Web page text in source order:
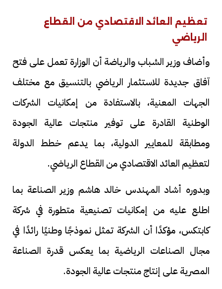
تعظيم العائد الاقتصادي من القطاع
الرياضي
وأضاف وزير الشباب والرياضة أن الوزارة تعمل على فتح
آفاق جديدة للاستثمار الرياضي بالتنسيق مع مختلف
الجهات المعنية، بالاستفادة من إمكانيات الشركات
الوطنية القادرة على توفير منتجات عالية الجودة
ومطابقة للمعايير الدولية، بما يدعم خطط الدولة
لتعظيم العائد الاقتصادي من القطاع الرياضي.
وبدوره أشاد المهندس خالد هاشم وزير الصناعة بما
اطلع عليه من إمكانيات تصنيعية متطورة في شركة
كابتكس، مؤكدًا أن الشركة تمثل نموذجًا وطنيًا رائدًا في
مجال الصناعات الرياضية بما يعكس قدرة الصناعة
المصرية على إنتاج منتجات عالية الجودة.